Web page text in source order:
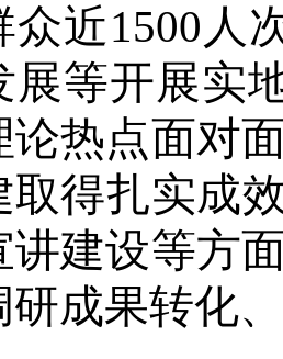
众近1500人
展等开展实
论热点面对
取得扎实成
讲建设等方
研成果转化